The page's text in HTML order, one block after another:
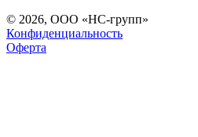
© 2026, ООО «НС-групп»
Конфиденциальность
Оферта